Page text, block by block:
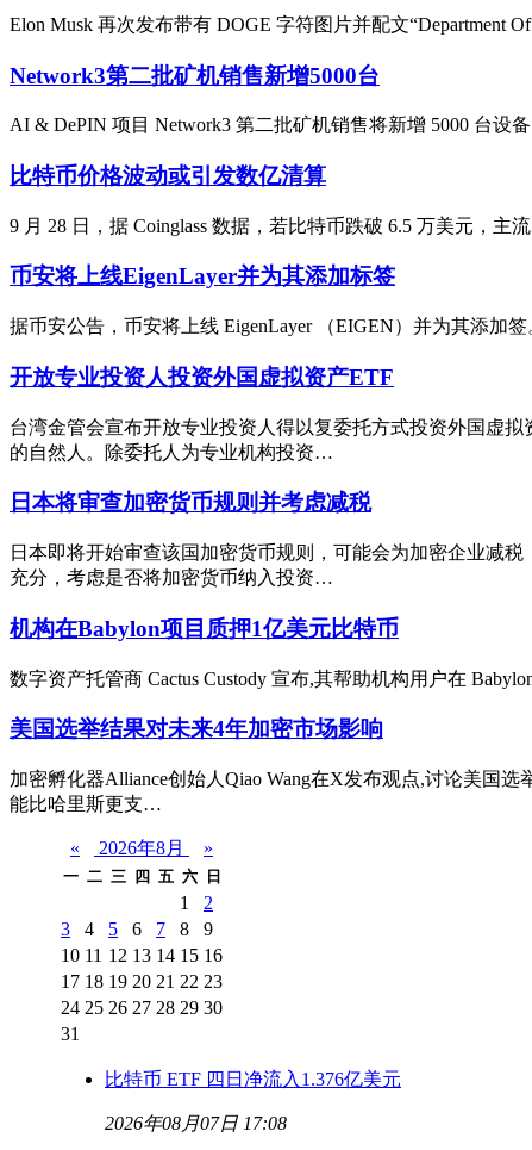
Elon Musk 再次发布带有 DOGE 字符图片并配文“Department
Network3第二批矿机销售新增5000台
AI & DePIN 项目 Network3 第二批矿机销售将新增 5000 台
比特币价格波动或引发数亿清算
9 月 28 日，据 Coinglass 数据，若比特币跌破 6.5 万美元，
币安将上线EigenLayer并为其添加标签
据币安公告，币安将上线 EigenLayer （EIGEN）并为其添加
开放专业投资人投资外国虚拟资产ETF
台湾金管会宣布开放专业投资人得以复委托方式投资外国虚
的自然人。除委托人为专业机构投资…
日本将审查加密货币规则并考虑减税
日本即将开始审查该国加密货币规则，可能会为加密企业减
充分，考虑是否将加密货币纳入投资…
机构在Babylon项目质押1亿美元比特币
数字资产托管商 Cactus Custody 宣布,其帮助机构用户在
美国选举结果对未来4年加密市场影响
加密孵化器Alliance创始人Qiao Wang在X发布观点,讨论美国
能比哈里斯更支…
« 2026年8月 »
一 二 三 四 五 六 日
1
2
3
4 5 6 7 8
9
10 11 12 13 14 15 16
17 18 19 20 21 22 23
24 25 26 27 28 29 30
31
比特币 ETF 四日净流入1.376亿美元
2026年08月07日 17:08